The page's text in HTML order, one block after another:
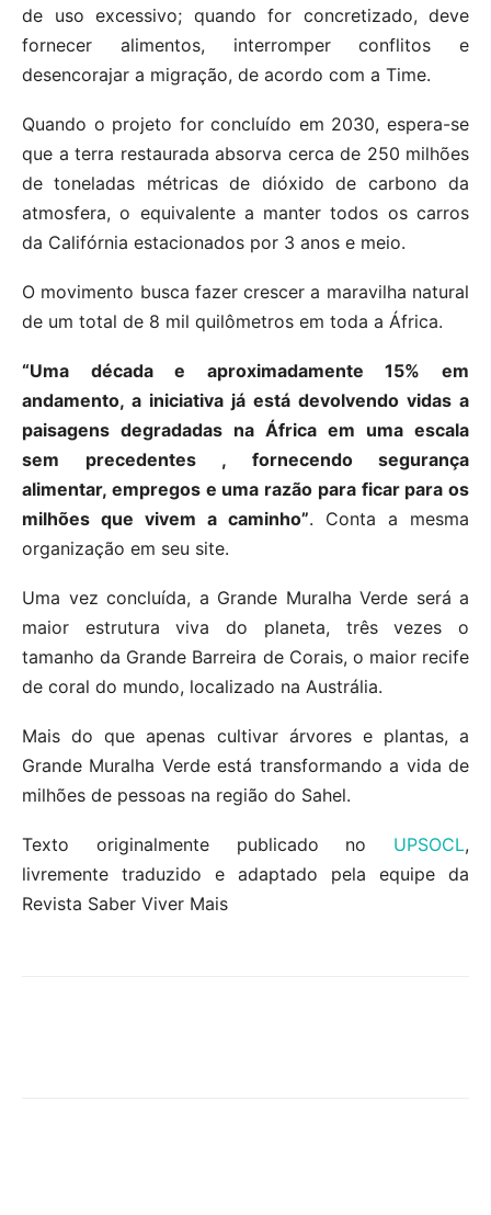
de uso excessivo; quando for concretizado, deve
fornecer alimentos, interromper conflitos e
desencorajar a migração, de acordo com a Time.
Quando o projeto for concluído em 2030, espera-se
que a terra restaurada absorva cerca de 250 milhões
de toneladas métricas de dióxido de carbono da
atmosfera, o equivalente a manter todos os carros
da Califórnia estacionados por 3 anos e meio.
O movimento busca fazer crescer a maravilha natural
de um total de 8 mil quilômetros em toda a África.
“Uma década e aproximadamente 15% em
andamento, a iniciativa já está devolvendo vidas a
paisagens degradadas na África em uma escala
sem precedentes , fornecendo segurança
alimentar, empregos e uma razão para ficar para os
milhões que vivem a caminho”. Conta a mesma
organização em seu site.
Uma vez concluída, a Grande Muralha Verde será a
maior estrutura viva do planeta, três vezes o
tamanho da Grande Barreira de Corais, o maior recife
de coral do mundo, localizado na Austrália.
Mais do que apenas cultivar árvores e plantas, a
Grande Muralha Verde está transformando a vida de
milhões de pessoas na região do Sahel.
Texto originalmente publicado no UPSOCL,
livremente traduzido e adaptado pela equipe da
Revista Saber Viver Mais